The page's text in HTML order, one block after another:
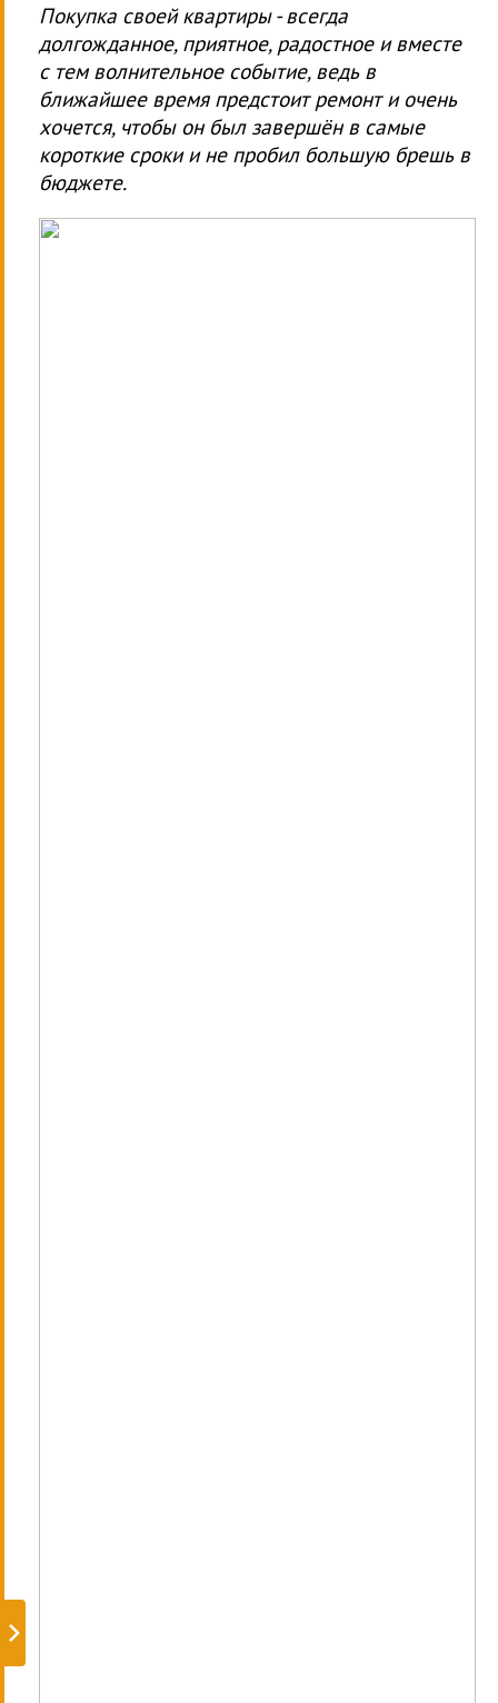
Покупка своей квартиры - всегда
долгожданное, приятное, радостное и вместе
с тем волнительное событие, ведь в
ближайшее время предстоит ремонт и очень
хочется, чтобы он был завершён в самые
короткие сроки и не пробил большую брешь в
бюджете.